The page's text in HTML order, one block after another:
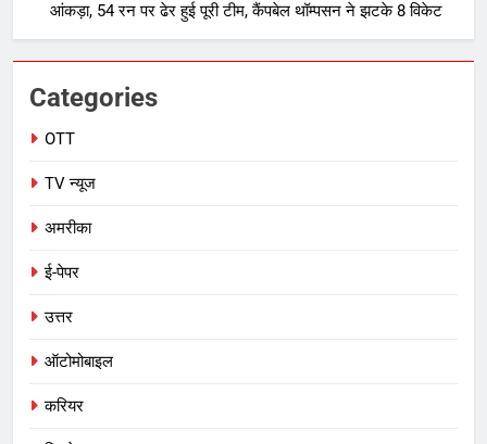
आंकड़ा, 54 रन पर ढेर हुई पूरी टीम, कैंपबेल थॉम्पसन ने झटके 8 विकेट
Categories
OTT
TV न्यूज
अमरीका
ई-पेपर
उत्तर
ऑटोमोबाइल
करियर